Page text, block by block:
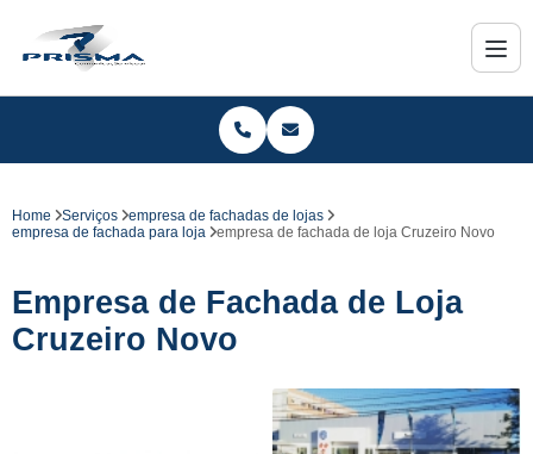
Home Serviços
empresa de fachadas de lojas
empresa de fachada para loja
empresa de fachada de loja Cruzeiro Novo
Empresa de Fachada de Loja
Cruzeiro Novo